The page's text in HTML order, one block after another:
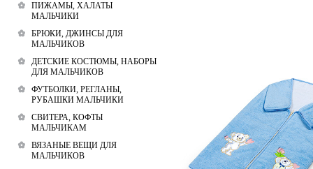
ПИЖАМЫ, ХАЛАТЫ
МАЛЬЧИКИ
БРЮКИ, ДЖИНСЫ ДЛЯ
МАЛЬЧИКОВ
ДЕТСКИЕ КОСТЮМЫ, НАБОРЫ
ДЛЯ МАЛЬЧИКОВ
ФУТБОЛКИ, РЕГЛАНЫ,
РУБАШКИ МАЛЬЧИКИ
СВИТЕРА, КОФТЫ
МАЛЬЧИКАМ
ВЯЗАНЫЕ ВЕЩИ ДЛЯ
МАЛЬЧИКОВ